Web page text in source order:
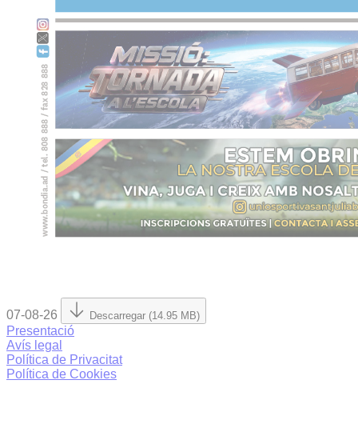
07-08-26 Descarregar (14.95 MB)
Presentació
Avís legal
Política de Privacitat
Política de Cookies